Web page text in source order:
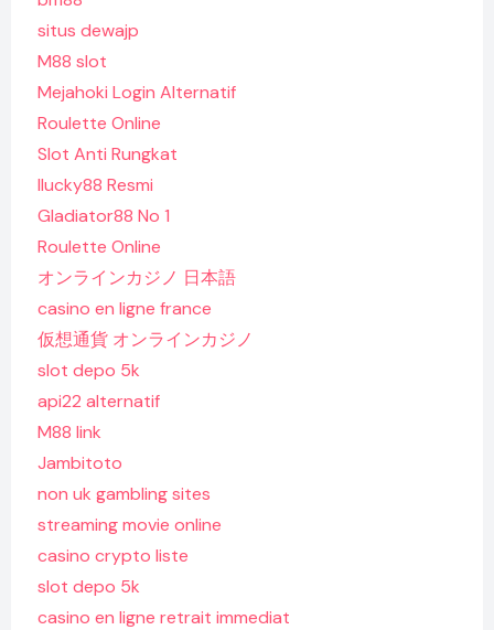
situs dewajp
M88 slot
Mejahoki Login Alternatif
Roulette Online
Slot Anti Rungkat
Ilucky88 Resmi
Gladiator88 No 1
Roulette Online
オンラインカジノ 日本語
casino en ligne france
仮想通貨 オンラインカジノ
slot depo 5k
api22 alternatif
M88 link
Jambitoto
non uk gambling sites
streaming movie online
casino crypto liste
slot depo 5k
casino en ligne retrait immediat